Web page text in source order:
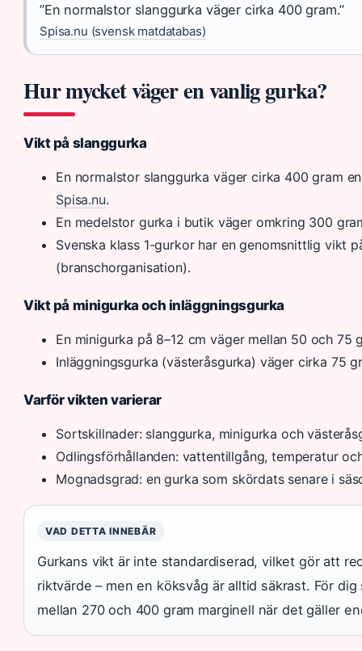
”En normalstor slanggurka väger cirka 400 gram.”
Spisa.nu (svensk matdatabas)
Hur mycket väger en vanlig gurka?
Vikt på slanggurka
En normalstor slanggurka väger cirka 400 gram
Spisa.nu.
En medelstor gurka i butik väger omkring 300
Svenska klass 1-gurkor har en genomsnittlig vikt
(branschorganisation).
Vikt på minigurka och inläggningsgurka
En minigurka på 8–12 cm väger mellan 50 och 75
Inläggningsgurka (västeråsgurka) väger cirka 75
Varför vikten varierar
Sortskillnader: slanggurka, minigurka och
Odlingsförhållanden: vattentillgång, temperatur
Mognadsgrad: en gurka som skördats senare i
VAD DETTA INNEBÄR
Gurkans vikt är inte standardiserad, vilket gör att
riktvärde – men en köksvåg är alltid säkrast. För
mellan 270 och 400 gram marginell när det gäller